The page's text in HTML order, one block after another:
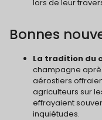
lors de leur
Bonnes
La tradition du
champagne
aérostiers
agriculteurs sur
effrayaient
inquiétudes.